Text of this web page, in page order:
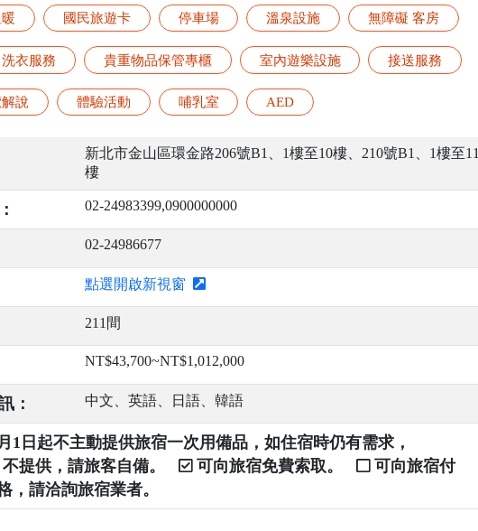
國民旅遊卡 停車場 溫泉設施 無障礙 客房
洗衣服務 貴重物品保管專櫃 室內遊樂設施 接送服務
說 體驗活動 哺乳室 AED
新北市金山區環金路206號B1、1樓至10樓、210號B1、1樓至11
樓
02-24983399,0900000000
02-24986677
點選開啟新視窗
211間
NT$43,700~NT$1,012,000
： 中文、英語、日語、韓語
1日起不主動提供旅宿一次用備品，如住宿時仍有需求，
不提供，請旅客自備。 可向旅宿免費索取。
可向旅宿付
，請洽詢旅宿業者。